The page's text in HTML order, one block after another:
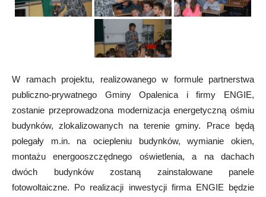
W ramach projektu, realizowanego w formule partnerstwa
publiczno-prywatnego Gminy Opalenica i firmy ENGIE,
zostanie przeprowadzona modernizacja energetyczną ośmiu
budynków, zlokalizowanych na terenie gminy. Prace będą
polegały m.in. na ociepleniu budynków, wymianie okien,
montażu energooszczędnego oświetlenia, a na dachach
dwóch budynków zostaną zainstalowane panele
fotowoltaiczne. Po realizacji inwestycji firma ENGIE będzie